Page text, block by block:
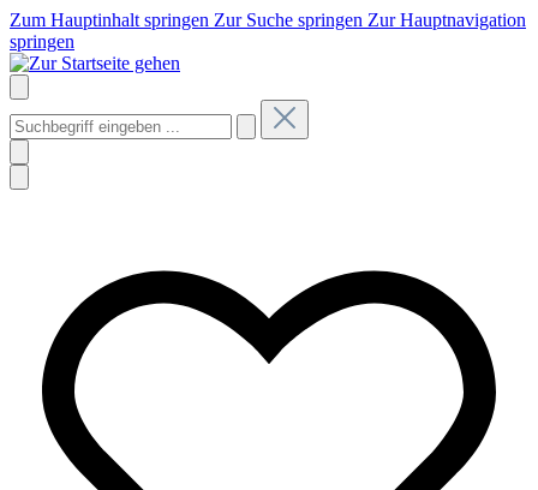
Zum Hauptinhalt springen Zur Suche springen Zur Hauptnavigation
springen